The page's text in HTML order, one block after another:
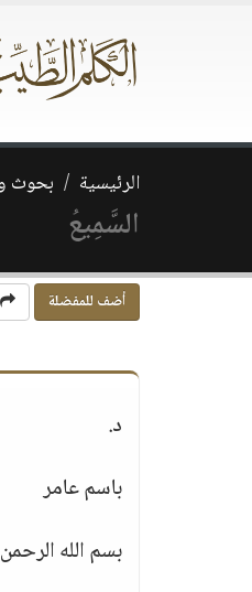
الرئيسية بحوث
السَّمِيعُ
أضف للمفضلة
د.
باسم عامر
بسم الله